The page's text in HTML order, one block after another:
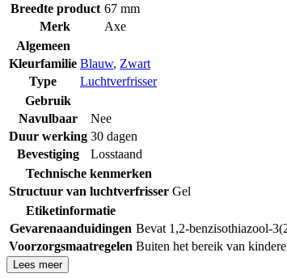
Breedte product 67 mm
Merk
Axe
Algemeen
Kleurfamilie Blauw, Zwart
Type
Luchtverfrisser
Gebruik
Navulbaar
Nee
Duur werking 30 dagen
Bevestiging
Losstaand
Technische kenmerken
Structuur van luchtverfrisser Gel
Etiketinformatie
Gevarenaanduidingen Bevat 1,2-benzisothiazool-
Voorzorgsmaatregelen Buiten het bereik van
Lees meer